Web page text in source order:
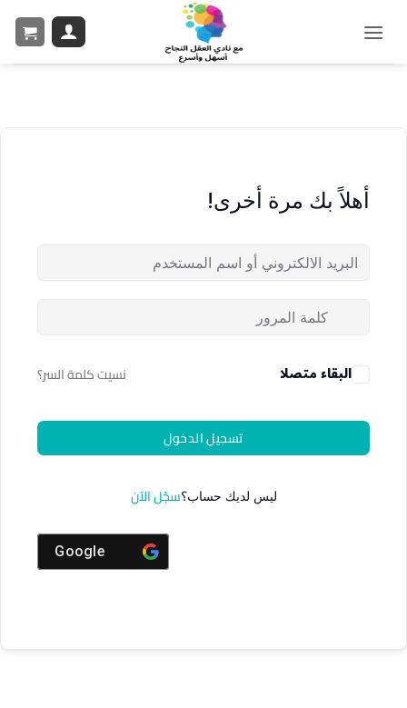
أهلاً بك مرة أخرى!
البقاء متصلا نسيت كلمة السر؟
تسجيل الدخول
ليس لديك حساب؟سجّل الآن
Google